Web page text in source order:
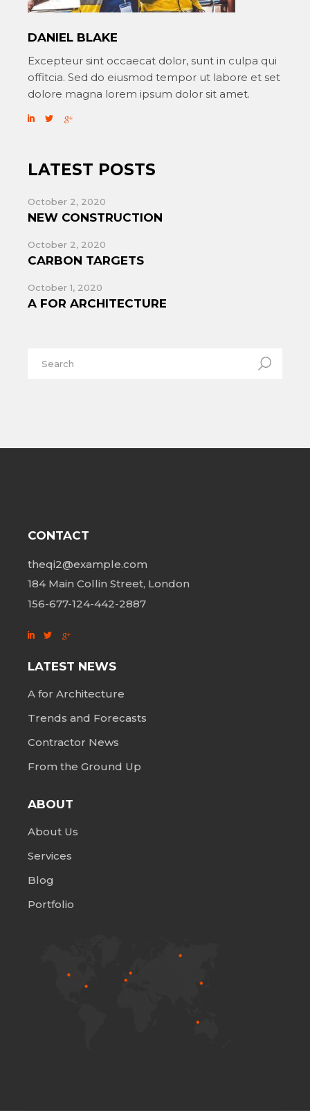
DANIEL BLAKE
Excepteur sint occaecat dolor, sunt in culpa qui
offitcia. Sed do eiusmod tempor ut labore et set
dolore magna lorem ipsum dolor sit amet.
LATEST POSTS
NEW CONSTRUCTION
October 2, 2020
CARBON TARGETS
October 2, 2020
A FOR ARCHITECTURE
October 1, 2020
CONTACT
theqi2@example.com
184 Main Collin Street, London
156-677-124-442-2887
LATEST NEWS
A for Architecture
Trends and Forecasts
Contractor News
From the Ground Up
ABOUT
About Us
Services
Blog
Portfolio